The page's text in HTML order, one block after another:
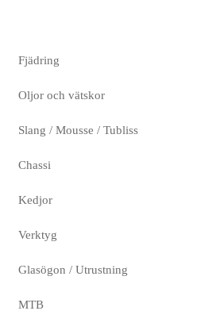
Fjädring
Oljor och vätskor
Slang / Mousse / Tubliss
Chassi
Kedjor
Verktyg
Glasögon / Utrustning
MTB